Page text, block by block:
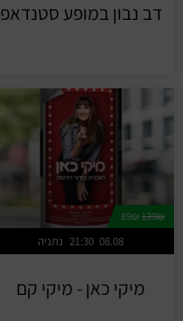
דב נבון במופע סטנדאפ
139₪
נתניה 21:30 08.08
מיקי כאן - מיקי קם